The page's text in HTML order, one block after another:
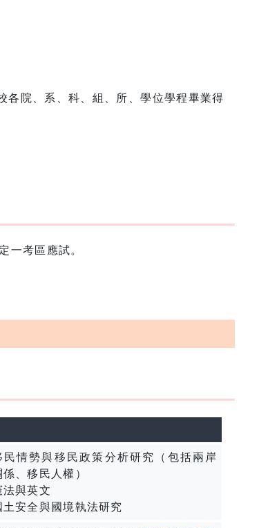
各院、系、科、組、所、學位學程畢業得
一考區應試。
民情勢與移民政策分析研究（包括兩岸
係、移民人權）
法與英文
土安全與國境執法研究